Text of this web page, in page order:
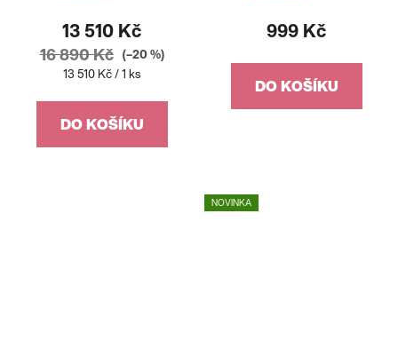
13 510 Kč
16 890 Kč (–20 %)
Měrná
13 510 Kč / 1 ks
DO KOŠÍKU
999 Kč
DO KOŠÍKU
NOVINKA